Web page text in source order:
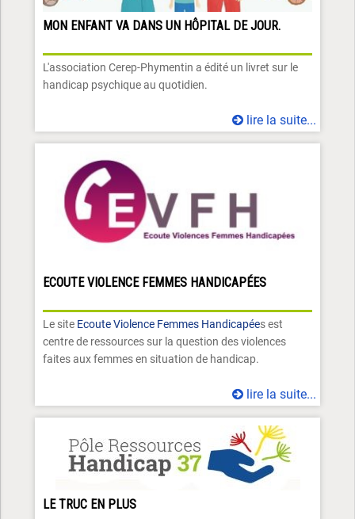
MON ENFANT VA DANS UN HÔPITAL DE JOUR.
L'association Cerep-Phymentin a édité un livret sur le
handicap psychique au quotidien.
lire la suite...
ECOUTE VIOLENCE FEMMES HANDICAPÉES
Le site Ecoute Violence Femmes Handicapées est
centre de ressources sur la question des violences
faites aux femmes en situation de handicap.
lire la suite...
LE TRUC EN PLUS